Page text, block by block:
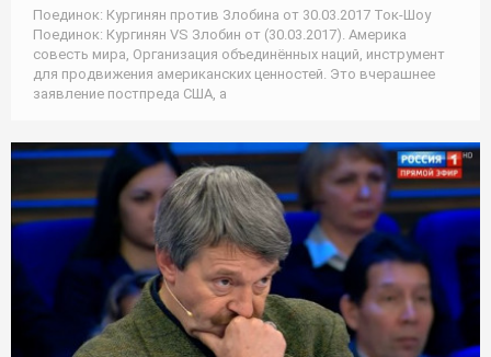
Поединок: Кургинян против Злобина от 30.03.2017 Ток-Шоу
Поединок: Кургинян VS Злобин от (30.03.2017). Америка
совесть мира, Организация объединённых наций, инструмент
для продвижения американских ценностей. Это вчерашнее
заявление постпреда США, а